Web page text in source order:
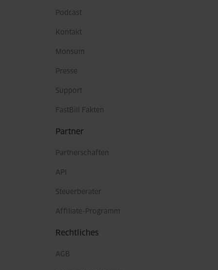
Podcast
Kontakt
Monsum
Presse
Support
FastBill Fakten
Partner
Partnerschaften
API
Steuerberater
Affiliate-Programm
Rechtliches
AGB